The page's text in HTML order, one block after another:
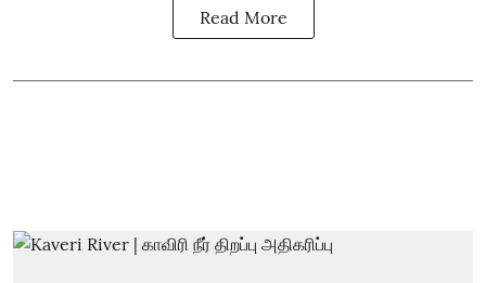
Read More